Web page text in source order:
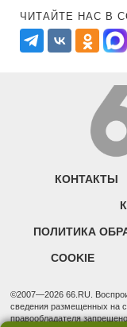
ЧИТАЙТЕ НАС В
КОНТАКТЫ
ПОЛИТИКА
COOKIE
©2007—2026 66.RU.
сведения размещенных на
правообладателя